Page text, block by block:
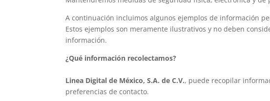
A continuación incluimos algunos ejemplos de información
Estos ejemplos son meramente ilustrativos y no deben
información.
¿Qué información recolectamos?
Linea Digital de México, S.A. de C.V., puede recopilar
preferencias de contacto.